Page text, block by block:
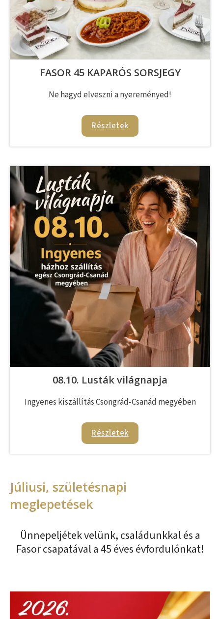
FASOR 45 KAPARÓS SORSJEGY
Ne hagyd elveszni a nyereményed!
Részletek
08.10. Lusták világnapja
Ingyenes kiszállítás Csongrád-Csanád megyében
Részletek
Júliusi, születésnapi
meglepetések
Ünnepeljétek velünk, családunkkal és a
Fasor csapatával a 45 éves évfordulónkat!